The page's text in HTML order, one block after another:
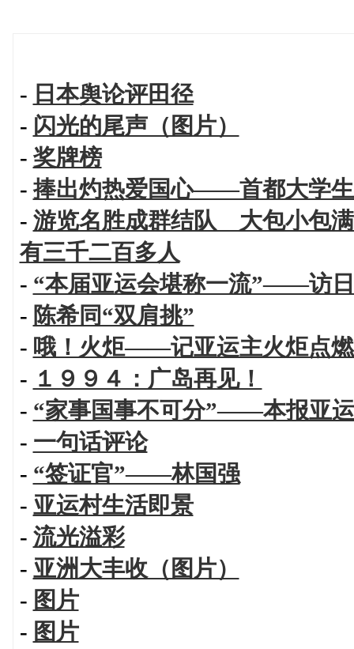
- 日本舆论评田径
- 闪光的尾声（图片）
- 奖牌榜
-捧出灼热爱国心——首都大学
- 游览名胜成群结队 大包小包
有三千二百多人
- “本届亚运会堪称一流”——访
- 陈希同“双肩挑”
- 哦！火炬——记亚运主火炬点
- １９９４：广岛再见！
- “家事国事不可分”——本报亚
- 一句话评论
- “签证官”——林国强
- 亚运村生活即景
- 流光溢彩
- 亚洲大丰收（图片）
- 图片
- 图片